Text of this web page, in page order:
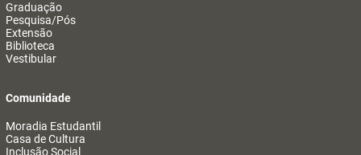
Graduação
Pesquisa/Pós
Extensão
Biblioteca
Vestibular
Comunidade
Moradia Estudantil
Casa de Cultura
Inclusão Social